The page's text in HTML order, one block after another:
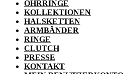
OHRRINGE
KOLLEKTIONEN
HALSKETTEN
ARMBÄNDER
RINGE
CLUTCH
PRESSE
KONTAKT